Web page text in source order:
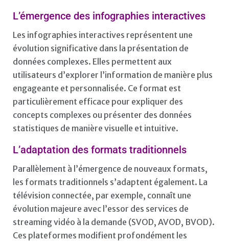
L’émergence des infographies interactives
Les infographies interactives représentent une
évolution significative dans la présentation de
données complexes. Elles permettent aux
utilisateurs d’explorer l’information de manière plus
engageante et personnalisée. Ce format est
particulièrement efficace pour expliquer des
concepts complexes ou présenter des données
statistiques de manière visuelle et intuitive.
L’adaptation des formats traditionnels
Parallèlement à l’émergence de nouveaux formats,
les formats traditionnels s’adaptent également. La
télévision connectée, par exemple, connaît une
évolution majeure avec l’essor des services de
streaming vidéo à la demande (SVOD, AVOD, BVOD).
Ces plateformes modifient profondément les